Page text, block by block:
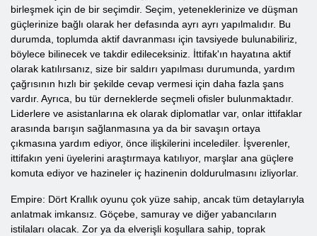
birleşmek için de bir seçimdir. Seçim, yeteneklerinize ve düşman
güçlerinize bağlı olarak her defasında ayrı ayrı yapılmalıdır. Bu
durumda, toplumda aktif davranması için tavsiyede bulunabiliriz,
böylece bilinecek ve takdir edileceksiniz. İttifak'ın hayatına aktif
olarak katılırsanız, size bir saldırı yapılması durumunda, yardım
çağrısının hızlı bir şekilde cevap vermesi için daha fazla şans
vardır. Ayrıca, bu tür derneklerde seçmeli ofisler bulunmaktadır.
Liderlere ve asistanlarına ek olarak diplomatlar var, onlar ittifaklar
arasında barışın sağlanmasına ya da bir savaşın ortaya
çıkmasına yardım ediyor, önce ilişkilerini incelediler. İşverenler,
ittifakın yeni üyelerini araştırmaya katılıyor, marşlar ana güçlere
komuta ediyor ve hazineler iç hazinenin doldurulmasını izliyorlar.
Empire: Dört Krallık oyunu çok yüze sahip, ancak tüm detaylarıyla
anlatmak imkansız. Göçebe, samuray ve diğer yabancıların
istilaları olacak. Zor ya da elverişli koşullara sahip, toprak